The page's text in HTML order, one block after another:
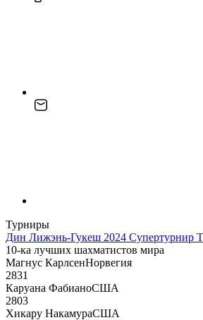
Турниры
Дин Лижэнь-Гукеш 2024 Супертурнир
10-ка лучших шахматистов мира
Магнус КарлсенНорвегия
2831
Каруана ФабианоСША
2803
Хикару НакамураСША